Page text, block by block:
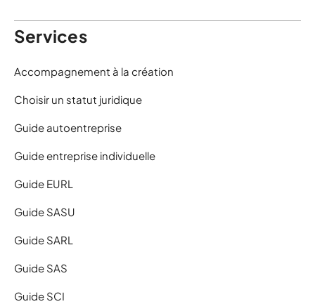
Services
Accompagnement à la création
Choisir un statut juridique
Guide autoentreprise
Guide entreprise individuelle
Guide EURL
Guide SASU
Guide SARL
Guide SAS
Guide SCI